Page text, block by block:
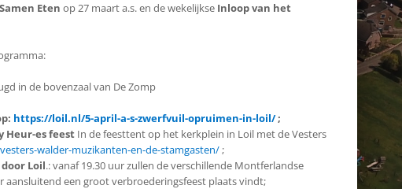
Samen Eten op 27 maart a.s. en de wekelijkse Inloop van het
in de bovenzaal van De Zomp
https://loil.nl/5-april-a-s-zwerfvuil-opruimen-in-loil/;
Heur-es feest In de feesttent op het kerkplein in Loil met de Vesters
walder-muzikanten-en-de-stamgasten/;
Loil.: vanaf 19.30 uur zullen de verschillende Montferlandse
aansluitend een groot verbroederingsfeest plaats vindt;